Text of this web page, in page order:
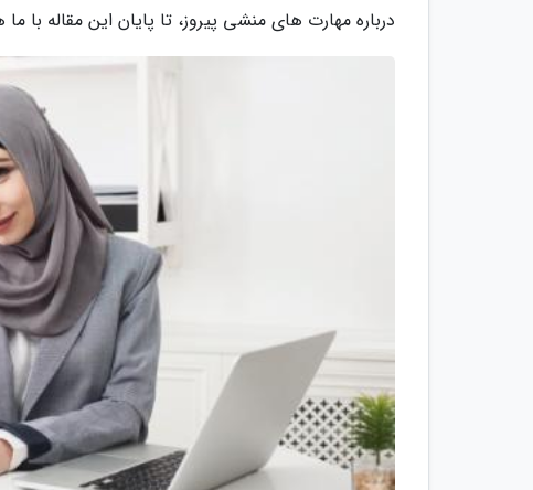
درباره مهارت های منشی پیروز، تا پایان این مقاله با ما